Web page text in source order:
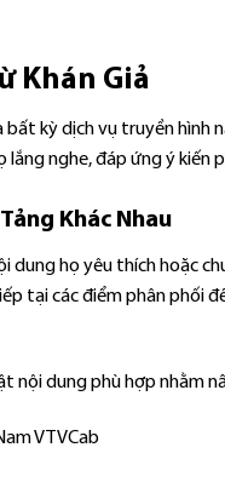
Khán Giả
kỳ dịch vụ truyền hình
nghe, đáp ứng ý kiến
Khác Nhau
dung họ yêu thích hoặc
tại các điểm phân phối
nội dung phù hợp nhằm